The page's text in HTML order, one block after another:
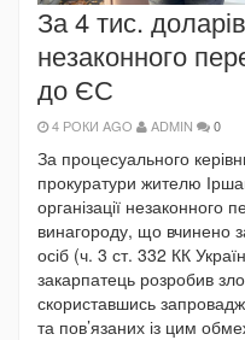
За 4 тис.
незаконного
до ЄС
4 РОКИ AGO ADMIN 0
За процесуального
прокуратури жителю
організації незаконного
винагороду, що вчинено
осіб (ч. 3 ст. 332 КК
закарпатець розробив
скориставшись
та пов’язаних із цим